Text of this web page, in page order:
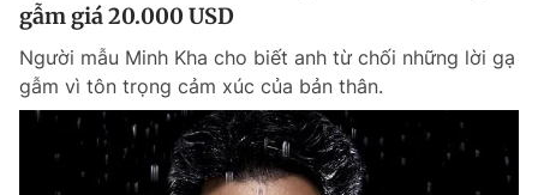
gẫm giá 20.000 USD
Người mẫu Minh Kha cho biết anh từ chối những lời gạ
gẫm vì tôn trọng cảm xúc của bản thân.